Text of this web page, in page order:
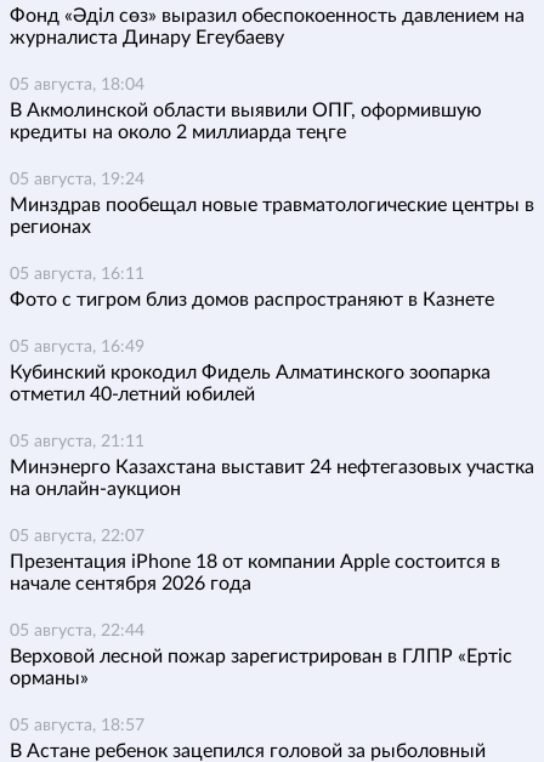
Фонд «Әділ сөз» выразил обеспокоенность давлением на
журналиста Динару Егеубаеву
05 августа, 18:04
В Акмолинской области выявили ОПГ, оформившую
кредиты на около 2 миллиарда теңге
05 августа, 19:24
Минздрав пообещал новые травматологические центры в
регионах
05 августа, 16:11
Фото с тигром близ домов распространяют в Казнете
05 августа, 16:49
Кубинский крокодил Фидель Алматинского зоопарка
отметил 40-летний юбилей
05 августа, 21:11
Минэнерго Казахстана выставит 24 нефтегазовых участка
на онлайн-аукцион
05 августа, 22:07
Презентация iPhone 18 от компании Apple состоится в
начале сентября 2026 года
05 августа, 22:44
Верховой лесной пожар зарегистрирован в ГЛПР «Ертіс
орманы»
05 августа, 18:57
В Астане ребенок зацепился головой за рыболовный